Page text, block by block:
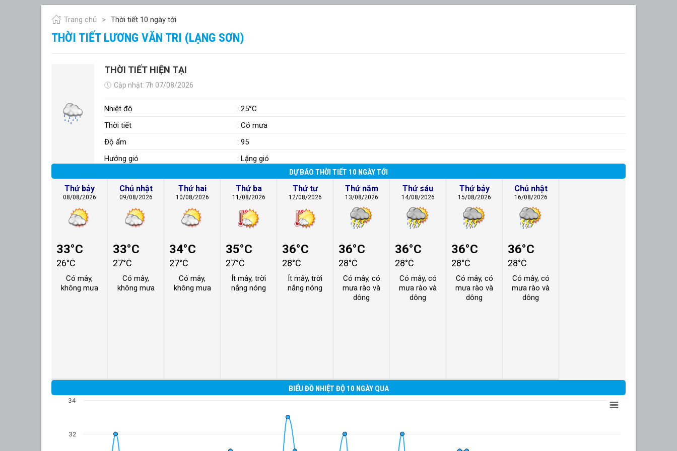
Trang chủ Thời tiết 10 ngày tới
THỜI TIẾT LƯƠNG VĂN TRI (LẠNG SƠN)
THỜI TIẾT HIỆN TẠI
Cập nhật: 7h 07/08/2026
Nhiệt độ
: 25°C
Thời tiết
: Có mưa
Độ ẩm
: 95
Hướng gió
: Lặng gió
DỰ BÁO THỜI TIẾT 10 NGÀY TỚI
Thứ bảy
08/08/2026
33°C
26°C
Có mây,
không mưa
Chủ nhật
09/08/2026
33°C
27°C
Có mây,
không mưa
Thứ hai
10/08/2026
34°C
27°C
Có mây,
không mưa
Thứ ba
11/08/2026
35°C
27°C
Ít mây, trời
nắng nóng
Thứ tư
12/08/2026
36°C
28°C
Ít mây, trời
nắng nóng
Thứ năm
13/08/2026
36°C
28°C
Có mây, có
mưa rào và
dông
Thứ sáu
14/08/2026
36°C
28°C
Có mây, có
mưa rào và
dông
Thứ bảy
15/08/2026
36°C
28°C
Có mây, có
mưa rào và
dông
Chủ nhật
16/08/2026
36°C
28°C
Có mây, có
mưa rào và
dông
BIỂU ĐỒ NHIỆT ĐỘ 10 NGÀY QUA
32
34